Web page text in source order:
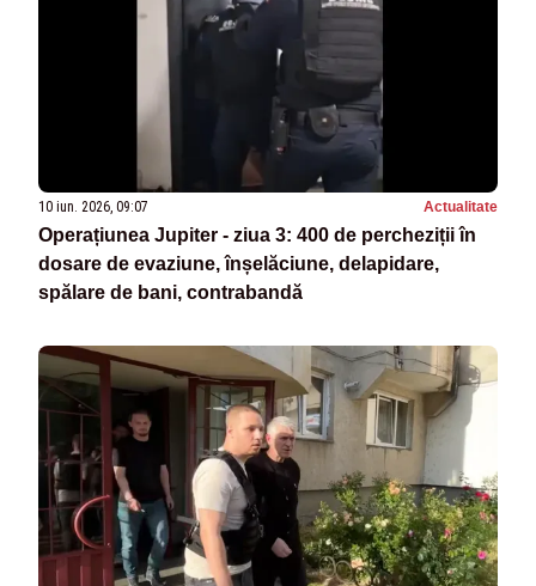
10 iun. 2026, 09:07 Actualitate
Operațiunea Jupiter - ziua 3: 400 de percheziții în
dosare de evaziune, înșelăciune, delapidare,
spălare de bani, contrabandă